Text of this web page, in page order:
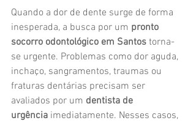
Quando a dor de dente surge de forma
inesperada, a busca por um pronto
socorro odontológico em Santos torna-
se urgente. Problemas como dor aguda,
inchaço, sangramentos, traumas ou
fraturas dentárias precisam ser
avaliados por um dentista de
urgência imediatamente. Nesses casos,